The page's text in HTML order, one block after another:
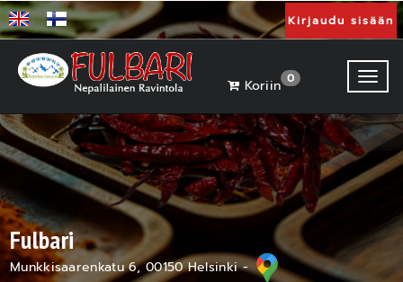
Kirjaudu sisään
Koriin0
Fulbari
Munkkisaarenkatu 6, 00150 Helsinki -